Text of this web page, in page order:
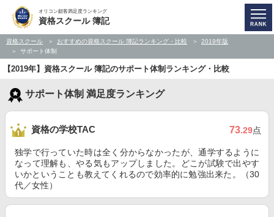
オリコン顧客満足度ランキング
資格スクール 簿記
資格スクール おすすめの資格スクール 簿記ランキング・比較
2019年版
サポート体制
【2019年】資格スクール 簿記のサポート体制ランキング・比較
サポート体制 満足度ランキング
資格の学校TAC 73.29点
独学で行っていた時は全く分からなかったが、通学するように
なって理解も、やる気もアップしました。どこが試験で出やす
いかということも教えてくれるので効率的に勉強出来た。（30
代／女性）